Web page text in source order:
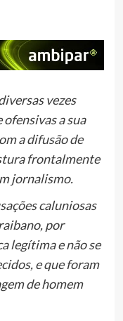
vezes
a sua
a difusão de
frontalmente
jornalismo.
caluniosas
por
legítima e não se
e que foram
de homem